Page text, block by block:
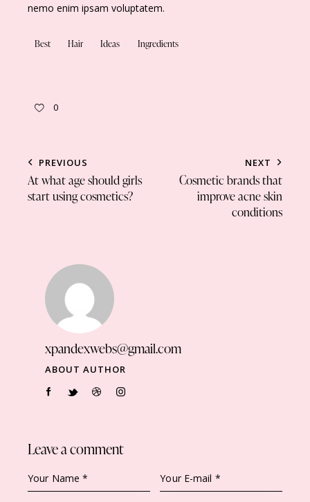
nemo enim ipsam voluptatem.
Best Hair Ideas Ingredients
0
PREVIOUS
At what age should girls
start using cosmetics?
NEXT
Cosmetic brands that
improve acne skin
conditions
xpandexwebs@gmail.com
ABOUT AUTHOR
Leave a comment